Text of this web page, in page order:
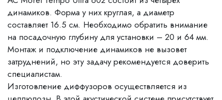
динамиков. Форма у них круглая, а диаметр
составляет 16.5 см. Необходимо обратить внимание
на посадочную глубину для установки – 20 и 64 мм.
Монтаж и подключение динамиков не вызовет
затруднений, но эту задачу рекомендуется доверить
специалистам.
Изготовление диффузоров осуществляется из